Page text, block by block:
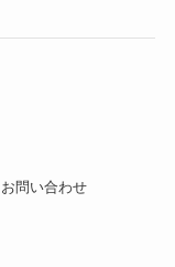
お問い合わせ